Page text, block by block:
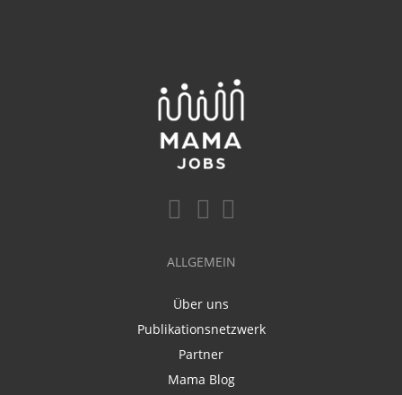
ALLGEMEIN
Über uns
Publikationsnetzwerk
Partner
Mama Blog